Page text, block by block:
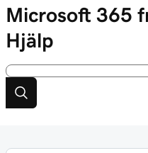
Microsoft 365
Hjälp